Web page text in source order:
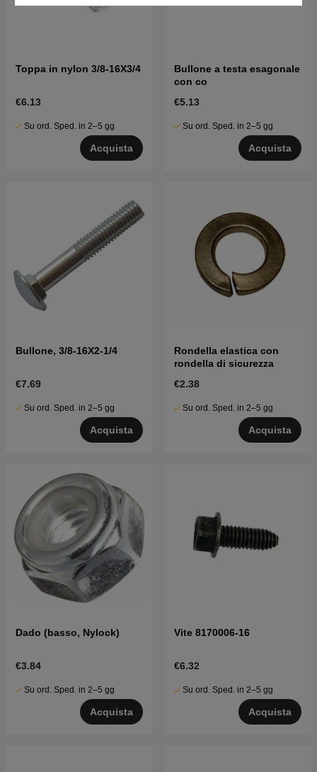
Toppa in nylon 3/8-16X3/4
€6.13
Su ord. Sped. in 2–5 gg
Acquista
Bullone a testa esagonale
con co
€5.13
Su ord. Sped. in 2–5 gg
Acquista
Bullone, 3/8-16X2-1/4
€7.69
Su ord. Sped. in 2–5 gg
Acquista
Rondella elastica con
rondella di sicurezza
€2.38
Su ord. Sped. in 2–5 gg
Acquista
Dado (basso, Nylock)
€3.84
Su ord. Sped. in 2–5 gg
Acquista
Vite 8170006-16
€6.32
Su ord. Sped. in 2–5 gg
Acquista